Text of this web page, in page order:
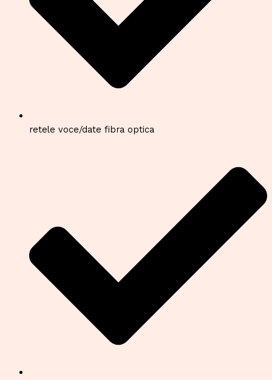
retele voce/date fibra optica